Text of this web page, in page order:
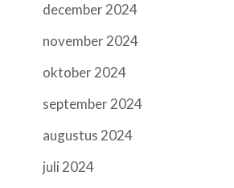
december 2024
november 2024
oktober 2024
september 2024
augustus 2024
juli 2024